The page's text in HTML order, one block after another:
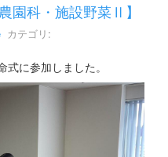
園科・施設野菜Ⅱ】
カテゴリ:
に参加しました。